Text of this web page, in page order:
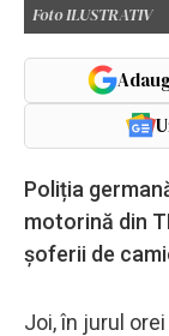
Foto ILUSTRATIV
Poliția
motorină din
șoferii de
Joi, în jurul